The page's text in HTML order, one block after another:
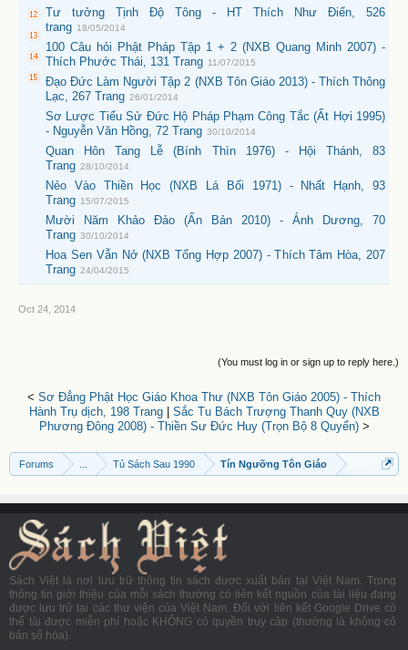
Tư tưởng Tịnh Độ Tông - HT Thích Như Điển, 526
trang 18/05/2014
100 Câu hỏi Phật Pháp Tập 1 + 2 (NXB Quang Minh 2007) -
Thích Phước Thái, 131 Trang 11/07/2015
Đạo Đức Làm Người Tập 2 (NXB Tôn Giáo 2013) - Thích Thông
Lạc, 267 Trang 26/01/2014
Sơ Lược Tiểu Sử Đức Hộ Pháp Phạm Công Tắc (Ất Hợi 1995)
- Nguyễn Văn Hồng, 72 Trang 30/10/2014
Quan Hôn Tang Lễ (Bính Thìn 1976) - Hội Thánh, 83
Trang 28/10/2014
Nẻo Vào Thiền Học (NXB Lá Bối 1971) - Nhất Hạnh, 93
Trang 15/07/2015
Mười Năm Khảo Đảo (Ấn Bản 2010) - Ánh Dương, 70
Trang 30/10/2014
Hoa Sen Vẫn Nở (NXB Tổng Hợp 2007) - Thích Tâm Hòa, 207
Trang 24/04/2015
Oct 24, 2014
(You must log in or sign up to reply here.)
< Sơ Đẳng Phật Học Giáo Khoa Thư (NXB Tôn Giáo 2005) - Thích
Hành Trụ dịch, 198 Trang| Sắc Tu Bách Trượng Thanh Quy (NXB
Phương Đông 2008) - Thiền Sư Đức Huy (Trọn Bộ 8 Quyển)>
Forums Tủ Sách Sau 1990 Tín Ngưỡng Tôn Giáo
Sách Việt là nơi lưu trữ thông tin sách được xuất bản tại Việt Nam. Trong
thông tin giới thiệu của mỗi sách thường có liên kết nguồn của tài liệu đang
được lưu trữ tại các thư viện của Việt Nam. Đối với liên kết Google Drive có
thể tải được miễn phí hoặc KHÔNG có quyền truy cập (thường là không có
bản số hóa).